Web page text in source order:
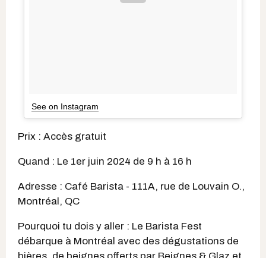
See on Instagram
Prix : Accès gratuit
Quand : Le 1er juin 2024 de 9 h à 16 h
Adresse : Café Barista - 111A, rue de Louvain O.,
Montréal, QC
Pourquoi tu dois y aller : Le Barista Fest
débarque à Montréal avec des dégustations de